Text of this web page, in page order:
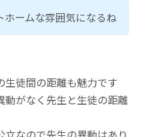
ホームな雰囲気になるね
生徒間の距離も魅力です
動がなく先生と生徒の距離